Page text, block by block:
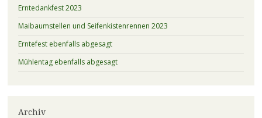
Erntedankfest 2023
Maibaumstellen und Seifenkistenrennen 2023
Erntefest ebenfalls abgesagt
Mühlentag ebenfalls abgesagt
Archiv